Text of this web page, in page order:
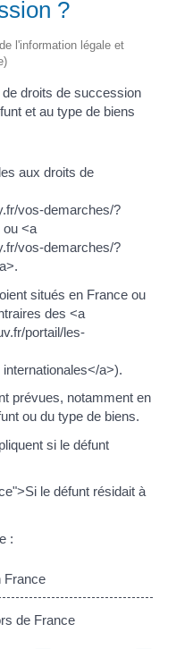
?
l'information légale et
droits de succession
et au type de biens
aux droits de
vos-demarches/?
ou <a
vos-demarches/?
situés en France ou
des <a
portail/les-
a>).
prévues, notamment en
ou du type de biens.
si le défunt
le défunt résidait à
:
France
de France